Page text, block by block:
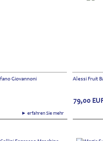
Giovannoni
► erfahren Sie mehr
Alessi Fruit
79,00